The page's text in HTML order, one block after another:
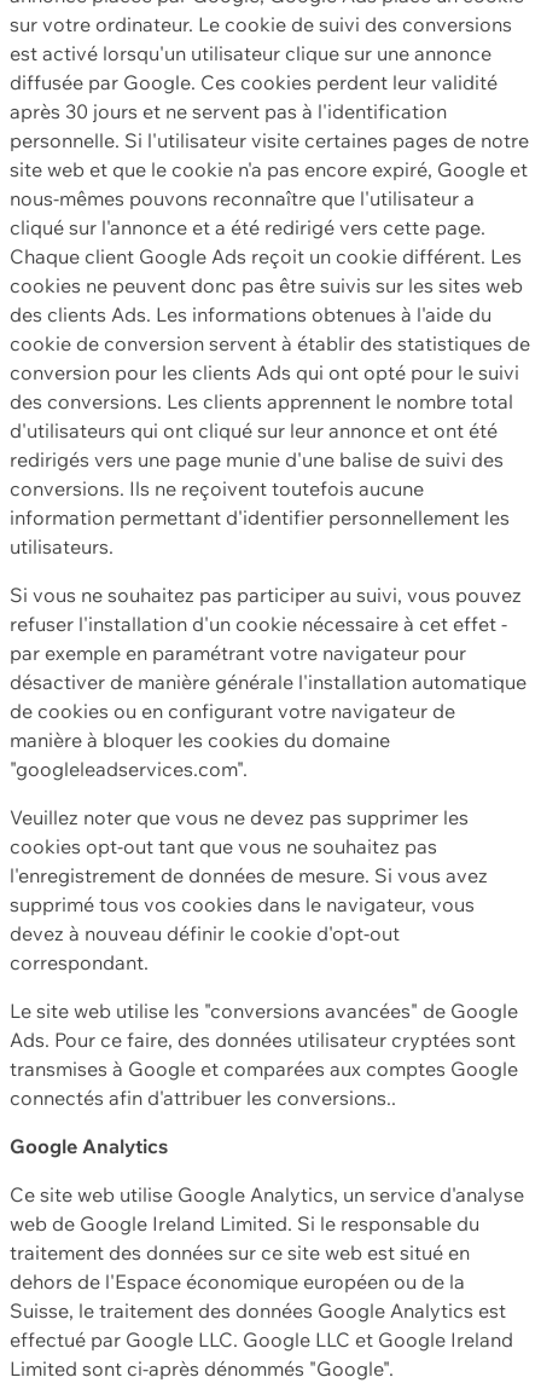
sur votre ordinateur. Le cookie de suivi des conversions
est activé lorsqu'un utilisateur clique sur une annonce
diffusée par Google. Ces cookies perdent leur validité
après 30 jours et ne servent pas à l'identification
personnelle. Si l'utilisateur visite certaines pages de notre
site web et que le cookie n'a pas encore expiré, Google et
nous-mêmes pouvons reconnaître que l'utilisateur a
cliqué sur l'annonce et a été redirigé vers cette page.
Chaque client Google Ads reçoit un cookie différent. Les
cookies ne peuvent donc pas être suivis sur les sites web
des clients Ads. Les informations obtenues à l'aide du
cookie de conversion servent à établir des statistiques de
conversion pour les clients Ads qui ont opté pour le suivi
des conversions. Les clients apprennent le nombre total
d'utilisateurs qui ont cliqué sur leur annonce et ont été
redirigés vers une page munie d'une balise de suivi des
conversions. Ils ne reçoivent toutefois aucune
information permettant d'identifier personnellement les
utilisateurs.
Si vous ne souhaitez pas participer au suivi, vous pouvez
refuser l'installation d'un cookie nécessaire à cet effet -
par exemple en paramétrant votre navigateur pour
désactiver de manière générale l'installation automatique
de cookies ou en configurant votre navigateur de
manière à bloquer les cookies du domaine
"googleleadservices.com".
Veuillez noter que vous ne devez pas supprimer les
cookies opt-out tant que vous ne souhaitez pas
l'enregistrement de données de mesure. Si vous avez
supprimé tous vos cookies dans le navigateur, vous
devez à nouveau définir le cookie d'opt-out
correspondant.
Le site web utilise les "conversions avancées" de Google
Ads. Pour ce faire, des données utilisateur cryptées sont
transmises à Google et comparées aux comptes Google
connectés afin d'attribuer les conversions..
Google Analytics
Ce site web utilise Google Analytics, un service d'analyse
web de Google Ireland Limited. Si le responsable du
traitement des données sur ce site web est situé en
dehors de l'Espace économique européen ou de la
Suisse, le traitement des données Google Analytics est
effectué par Google LLC. Google LLC et Google Ireland
Limited sont ci-après dénommés "Google".